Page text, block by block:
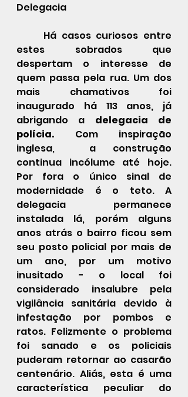
Delegacia
Há casos curiosos entre
estes sobrados que
despertam o interesse de
quem passa pela rua. Um dos
mais chamativos foi
inaugurado há 113 anos, já
abrigando a delegacia de
polícia. Com inspiração
inglesa,  a construção
continua incólume até hoje.
Por fora o único sinal de
modernidade é o teto. A
delegacia permanece
instalada lá, porém alguns
anos atrás o bairro ficou sem
seu posto policial por mais de
um ano, por um motivo
inusitado - o local foi
considerado insalubre pela
vigilância sanitária devido à
infestação por pombos e
ratos. Felizmente o problema
foi sanado e os policiais
puderam retornar ao casarão
centenário. Aliás, esta é uma
característica peculiar do